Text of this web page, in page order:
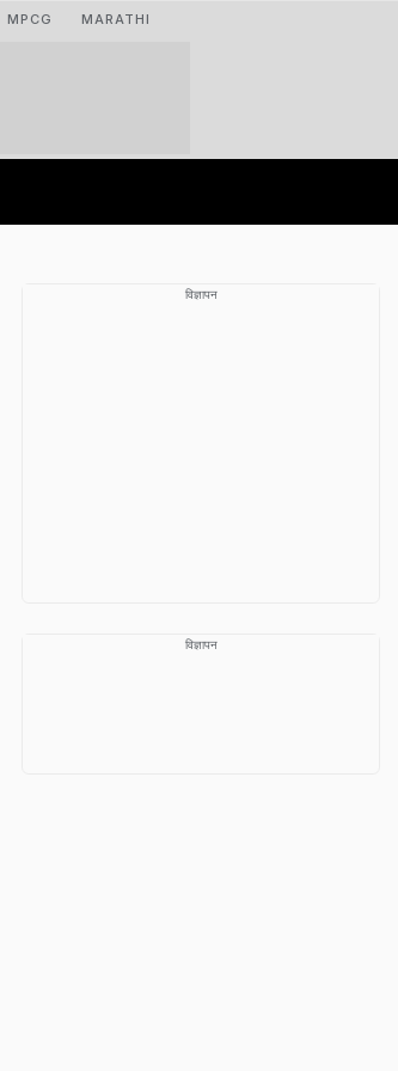
MPCG MARATHI
विज्ञापन
विज्ञापन